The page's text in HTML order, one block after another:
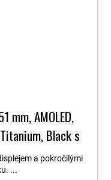
mm, AMOLED,
Black s
010-03199-40+
Czech PRO
a pokročilými
...